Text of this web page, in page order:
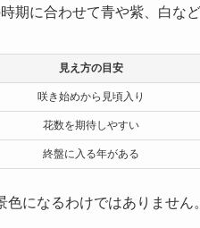
期に合わせて青や紫、白な
見え方の目安
咲き始めから見頃入り
花数を期待しやすい
終盤に入る年がある
になるわけではありません。